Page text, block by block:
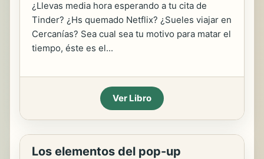
¿Llevas media hora esperando a tu cita de
Tinder? ¿Hs quemado Netflix? ¿Sueles viajar en
Cercanías? Sea cual sea tu motivo para matar el
tiempo, éste es el...
Ver Libro
Los elementos del pop-up